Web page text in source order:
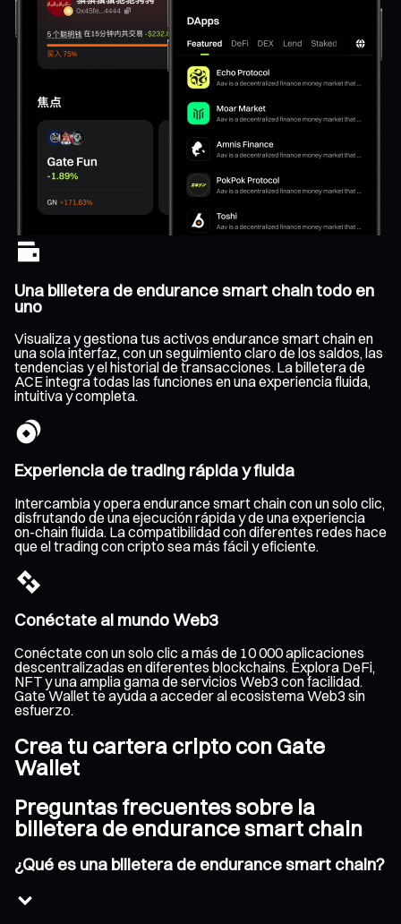
Una billetera de endurance smart chain todo en
uno
Visualiza y gestiona tus activos endurance smart chain en
una sola interfaz, con un seguimiento claro de los saldos, las
tendencias y el historial de transacciones. La billetera de
ACE integra todas las funciones en una experiencia fluida,
intuitiva y completa.
Experiencia de trading rápida y fluida
Intercambia y opera endurance smart chain con un solo clic,
disfrutando de una ejecución rápida y de una experiencia
on-chain fluida. La compatibilidad con diferentes redes hace
que el trading con cripto sea más fácil y eficiente.
Conéctate al mundo Web3
Conéctate con un solo clic a más de 10 000 aplicaciones
descentralizadas en diferentes blockchains. Explora DeFi,
NFT y una amplia gama de servicios Web3 con facilidad.
Gate Wallet te ayuda a acceder al ecosistema Web3 sin
esfuerzo.
Crea tu cartera cripto con Gate
Wallet
Preguntas frecuentes sobre la
billetera de endurance smart chain
¿Qué es una billetera de endurance smart chain?